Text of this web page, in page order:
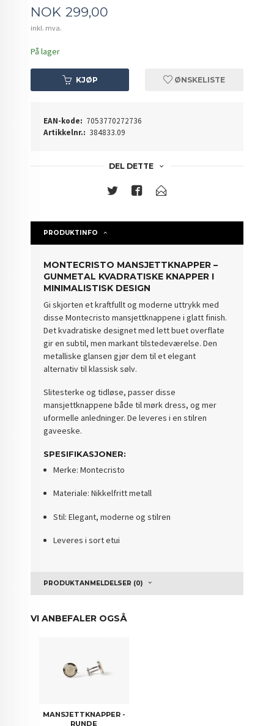
Pris
NOK 299,00
inkl. mva.
På lager
KJØP ØNSKELISTE
EAN-kode: 7053770272736
Artikkelnr.: 384833.09
DEL DETTE
PRODUKTINFO
MONTECRISTO MANSJETTKNAPPER –
GUNMETAL KVADRATISKE KNAPPER I
MINIMALISTISK DESIGN
Gi skjorten et kraftfullt og moderne uttrykk med
disseMontecristo mansjettknappene i glatt finish.
Det kvadratiske designet med lett buet overflate
gir en subtil, men markant tilstedeværelse. Den
metalliske glansen gjør dem til et elegant
alternativ til klassisk sølv.
Slitesterke og tidløse, passer disse
mansjettknappene både til mørk dress, og mer
uformelle anledninger. De leveres i en stilren
gaveeske.
SPESIFIKASJONER:
Merke: Montecristo
Materiale: Nikkelfritt metall
Stil: Elegant, moderne og stilren
Leveres i sort etui
PRODUKTANMELDELSER (0)
VI ANBEFALER OGSÅ
MANSJETTKNAPPER -
RUNDE